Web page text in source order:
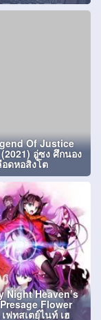
Of Justice
อู่ซง ศึกนอง
อดหอสิงโต
Night Heaven’s
Flower
ฟทสเตย์ไนท์ เฮ